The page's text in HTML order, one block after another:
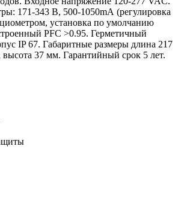
171-343 В, 500-1050mА (регулировка
установка по умолчанию
PFC >0.95. Герметичный
IP 67. Габаритные размеры длина 217
37 мм. Гарантийный срок 5 лет.